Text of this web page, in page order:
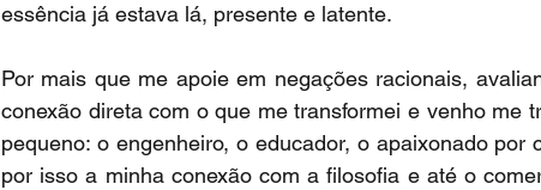
essência já estava lá, presente e latente.
Por mais que me apoie em negações racionais,
conexão direta com o que me transformei e venho me
pequeno: o engenheiro, o educador, o apaixonado
por isso a minha conexão com a filosofia e até o